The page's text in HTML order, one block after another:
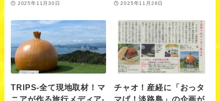
2025年11月30日 2025年11月26日
TRIPS-全て現地取材！マ
ニアが作る旅行メディア-
チャオ！産経に「おっタ
マげ！淡路島」の企画が